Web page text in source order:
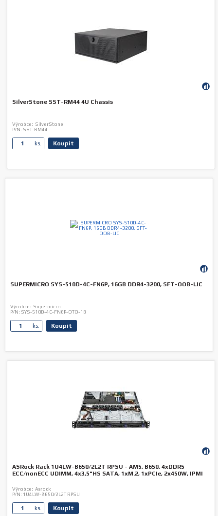
SilverStone SST-RM44 4U Chassis
Výrobce: SilverStone
P/N: SST-RM44
ks. Koupit
SUPERMICRO SYS-510D-4C-FN6P, 16GB DDR4-3200, SFT-OOB-LIC
Výrobce: Supermicro
P/N: SYS-510D-4C-FN6P-OTO-18
ks. Koupit
ASRock Rack 1U4LW-B650/2L2T RPSU - AM5, B650, 4xDDR5
ECC/nonECC UDIMM, 4x3,5"HS SATA, 1xM.2, 1xPCIe, 2x450W, IPMI
Výrobce: Asrock
P/N: 1U4LW-B650/2L2T RPSU
ks. Koupit